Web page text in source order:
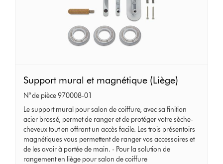
mural
et
magnétique
(Liège)
Support mural et magnétique (Liège)
N° de pièce 970008-01
Le support mural pour salon de coiffure, avec sa finition
acier brossé, permet de ranger et de protéger votre sèche-
cheveux tout en offrant un accès facile. Les trois présentoirs
magnétiques vous permettent de ranger vos accessoires et
de les avoir à portée de main. - Pour la solution de
rangement en liège pour salon de coiffure